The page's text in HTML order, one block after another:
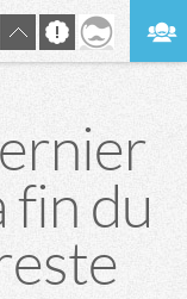
fin du